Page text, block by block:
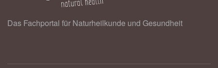
Das Fachportal für Naturheilkunde und Gesundheit